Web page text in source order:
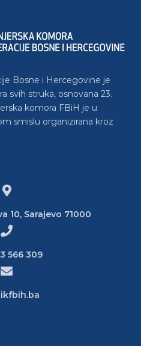
Bosne i Hercegovine je
svih struka, osnovana 23.
komora FBiH je u
smislu organizirana kroz
10, Sarajevo 71000
566 309